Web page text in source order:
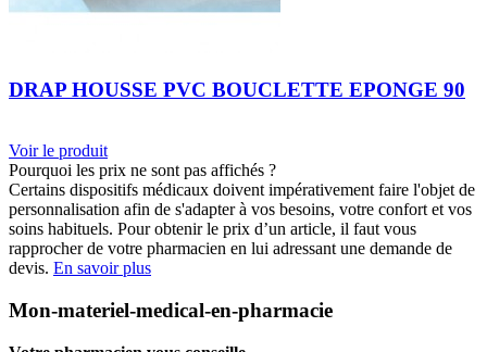
DRAP HOUSSE PVC BOUCLETTE EPONGE 90
Voir le produit
Pourquoi les prix ne sont pas affichés ?
Certains dispositifs médicaux doivent impérativement faire l'objet de
personnalisation afin de s'adapter à vos besoins, votre confort et vos
soins habituels. Pour obtenir le prix d’un article, il faut vous
rapprocher de votre pharmacien en lui adressant une demande de
devis. En savoir plus
Mon-materiel-medical-en-pharmacie